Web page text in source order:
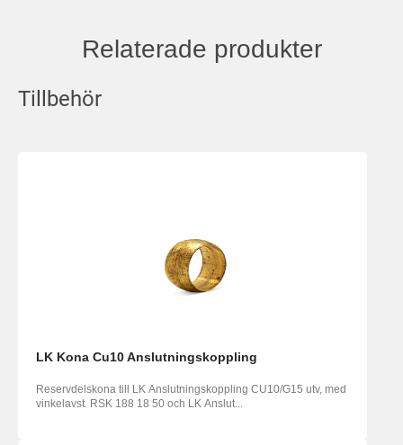
Relaterade produkter
Tillbehör
LK Kona Cu10 Anslutningskoppling
Reservdelskona till LK Anslutningskoppling CU10/G15 utv, med
vinkelavst. RSK 188 18 50 och LK Anslut...